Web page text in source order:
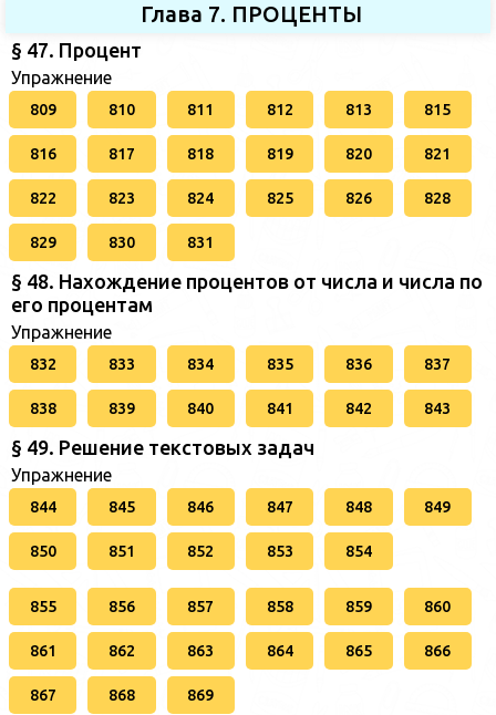
Глава 7. ПРОЦЕНТЫ
§ 47. Процент
Упражнение
809 810 811 812 813 815
816 817 818 819 820 821
822 823 824 825 826 828
829 830 831
§ 48. Нахождение процентов от числа и числа по
его процентам
Упражнение
832 833 834 835 836 837
838 839 840 841 842 843
§ 49. Решение текстовых задач
Упражнение
844 845 846 847 848 849
850 851 852 853 854
855 856 857 858 859 860
861 862 863 864 865 866
867 868 869